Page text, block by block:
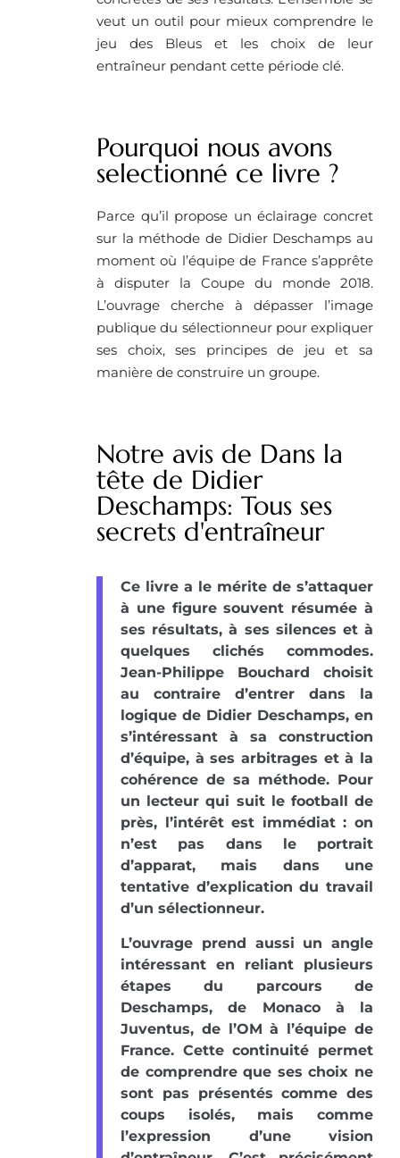
veut un outil pour mieux comprendre le
jeu des Bleus et les choix de leur
entraîneur pendant cette période clé.
Pourquoi nous avons
selectionné ce livre ? ​
Parce qu’il propose un éclairage concret
sur la méthode de Didier Deschamps au
moment où l’équipe de France s’apprête
à disputer la Coupe du monde 2018.
L’ouvrage cherche à dépasser l’image
publique du sélectionneur pour expliquer
ses choix, ses principes de jeu et sa
manière de construire un groupe.
Notre avis de Dans la
tête de Didier
Deschamps: Tous ses
secrets d'entraîneur
Ce livre a le mérite de s’attaquer
à une figure souvent résumée à
ses résultats, à ses silences et à
quelques clichés commodes.
Jean-Philippe Bouchard choisit
au contraire d’entrer dans la
logique de Didier Deschamps, en
s’intéressant à sa construction
d’équipe, à ses arbitrages et à la
cohérence de sa méthode. Pour
un lecteur qui suit le football de
près, l’intérêt est immédiat : on
n’est pas dans le portrait
d’apparat, mais dans une
tentative d’explication du travail
d’un sélectionneur.
L’ouvrage prend aussi un angle
intéressant en reliant plusieurs
étapes du parcours de
Deschamps, de Monaco à la
Juventus, de l’OM à l’équipe de
France. Cette continuité permet
de comprendre que ses choix ne
sont pas présentés comme des
coups isolés, mais comme
l’expression d’une vision